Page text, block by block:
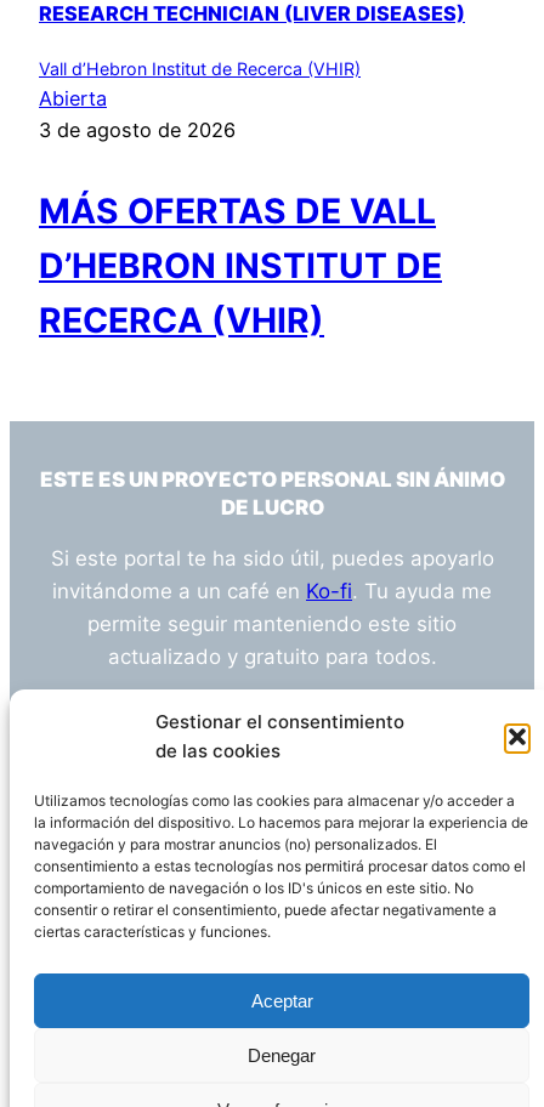
Gestionar el consentimiento
de las cookies
Utilizamos tecnologías como las cookies para almacenar y/o acceder a
la información del dispositivo. Lo hacemos para mejorar la experiencia de
navegación y para mostrar anuncios (no) personalizados. El
consentimiento a estas tecnologías nos permitirá procesar datos como el
comportamiento de navegación o los ID's únicos en este sitio. No
consentir o retirar el consentimiento, puede afectar negativamente a
ciertas características y funciones.
Aceptar
Denegar
RESEARCH TECHNICIAN (LIVER DISEASES)
Vall d’Hebron Institut de Recerca (VHIR)
Abierta
3 de agosto de 2026
MÁS OFERTAS DE VALL
D’HEBRON INSTITUT DE
RECERCA (VHIR)
ESTE ES UN PROYECTO PERSONAL SIN ÁNIMO
DE LUCRO
Si este portal te ha sido útil, puedes apoyarlo
invitándome a un café en Ko-fi. Tu ayuda me
permite seguir manteniendo este sitio
actualizado y gratuito para todos.
¿Tienes alguna duda o sugerencia? Escríbeme
info@empleosanitarioinvestigacion.es
Descargo de Responsabilidad
Declaración de Privacidad Política de cookies
WordPress
Página administrada por Javier Ripoll